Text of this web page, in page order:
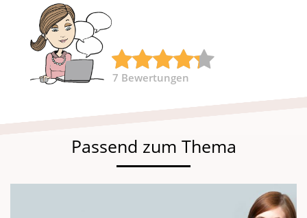
7 Bewertungen
Passend zum Thema